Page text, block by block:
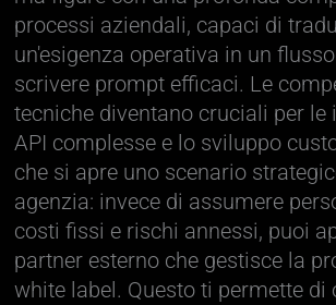
processi aziendali, capaci di
un'esigenza operativa in un
scrivere prompt efficaci. Le
tecniche diventano cruciali per le
API complesse e lo sviluppo
che si apre uno scenario
agenzia: invece di assumere
costi fissi e rischi annessi, puoi
partner esterno che gestisce la
white label. Questo ti permette di